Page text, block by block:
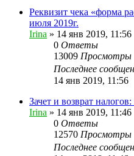
Реквизит чека «форма
июля 2019г.
Irina » 14 янв 2019, 11:56
0 Ответы
13009 Просмотры
Последнее
14 янв 2019, 11:56
Зачет и возврат
Irina » 14 янв 2019, 11:46
0 Ответы
12570 Просмотры
Последнее